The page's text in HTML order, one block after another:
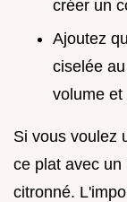
créer un
Ajoutez
ciselée
volume et
Si vous voulez
ce plat avec
citronné.